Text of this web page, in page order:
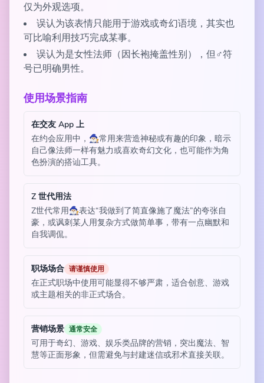
仅为外观选项。
误认为该表情只能用于游戏或奇幻语境，其实也
可比喻利用技巧完成某事。
误认为是女性法师（因长袍掩盖性别），但♂符
号已明确男性。
使用场景指南
在交友 App 上
在约会应用中，🧙🏼‍♂️常用来营造神秘或有趣的印象，暗示
自己像法师一样有魅力或喜欢奇幻文化，也可能作为角
色扮演的搭讪工具。
Z 世代用法
Z世代常用🧙🏼‍♂️表达“我做到了简直像施了魔法”的夸张自
豪，或讽刺某人用复杂方式做简单事，带有一点幽默和
自我调侃。
职场场合 请谨慎使用
在正式职场中使用可能显得不够严肃，适合创意、游戏
或主题相关的非正式场合。
营销场景 通常安全
可用于奇幻、游戏、娱乐类品牌的营销，突出魔法、智
慧等正面形象，但需避免与封建迷信或邪术直接关联。